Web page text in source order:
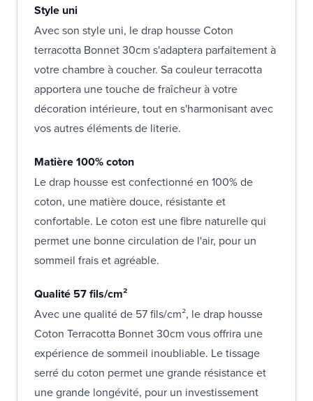
Style uni
Avec son style uni, le drap housse Coton
terracotta Bonnet 30cm s'adaptera parfaitement à
votre chambre à coucher. Sa couleur terracotta
apportera une touche de fraîcheur à votre
décoration intérieure, tout en s'harmonisant avec
vos autres éléments de literie.
Matière 100% coton
Le drap housse est confectionné en 100% de
coton, une matière douce, résistante et
confortable. Le coton est une fibre naturelle qui
permet une bonne circulation de l'air, pour un
sommeil frais et agréable.
Qualité 57 fils/cm²
Avec une qualité de 57 fils/cm², le drap housse
Coton Terracotta Bonnet 30cm vous offrira une
expérience de sommeil inoubliable. Le tissage
serré du coton permet une grande résistance et
une grande longévité, pour un investissement